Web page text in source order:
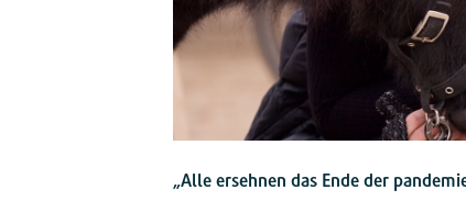
„Alle ersehnen das Ende der